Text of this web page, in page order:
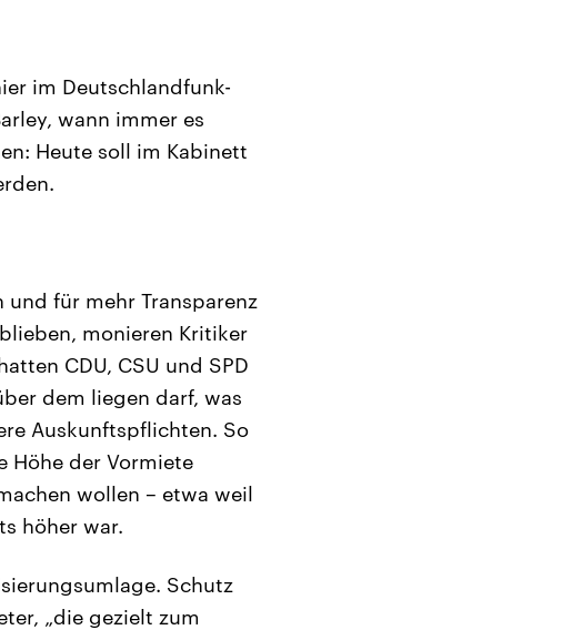
im Deutschlandfunk-
wann immer es
Heute soll im Kabinett
für mehr Transparenz
monieren Kritiker
CDU, CSU und SPD
dem liegen darf, was
Auskunftspflichten. So
Höhe der Vormiete
wollen – etwa weil
höher war.
Schutz
„die gezielt zum